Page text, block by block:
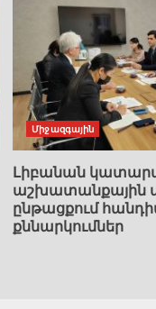
Միջազգային
Լիբանան
աշխատանքային
ընթացքում
քննարկումներ